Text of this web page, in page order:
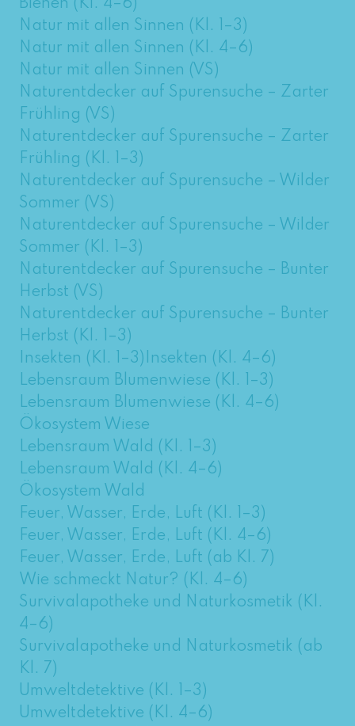
Bienen (Kl. 4–6)
Natur mit allen Sinnen (Kl. 1–3)
Natur mit allen Sinnen (Kl. 4–6)
Natur mit allen Sinnen (VS)
Naturentdecker auf Spurensuche – Zarter
Frühling (VS)
Naturentdecker auf Spurensuche – Zarter
Frühling (Kl. 1–3)
Naturentdecker auf Spurensuche – Wilder
Sommer (VS)
Naturentdecker auf Spurensuche – Wilder
Sommer (Kl. 1–3)
Naturentdecker auf Spurensuche – Bunter
Herbst (VS)
Naturentdecker auf Spurensuche – Bunter
Herbst (Kl. 1–3)
Insekten (Kl. 1–3) Insekten (Kl. 4–6)
Lebensraum Blumenwiese (Kl. 1–3)
Lebensraum Blumenwiese (Kl. 4–6)
Ökosystem Wiese
Lebensraum Wald (Kl. 1–3)
Lebensraum Wald (Kl. 4–6)
Ökosystem Wald
Feuer, Wasser, Erde, Luft (Kl. 1–3)
Feuer, Wasser, Erde, Luft (Kl. 4–6)
Feuer, Wasser, Erde, Luft (ab Kl. 7)
Wie schmeckt Natur? (Kl. 4–6)
Survivalapotheke und Naturkosmetik (Kl.
4–6)
Survivalapotheke und Naturkosmetik (ab
Kl. 7)
Umweltdetektive (Kl. 1–3)
Umweltdetektive (Kl. 4–6)